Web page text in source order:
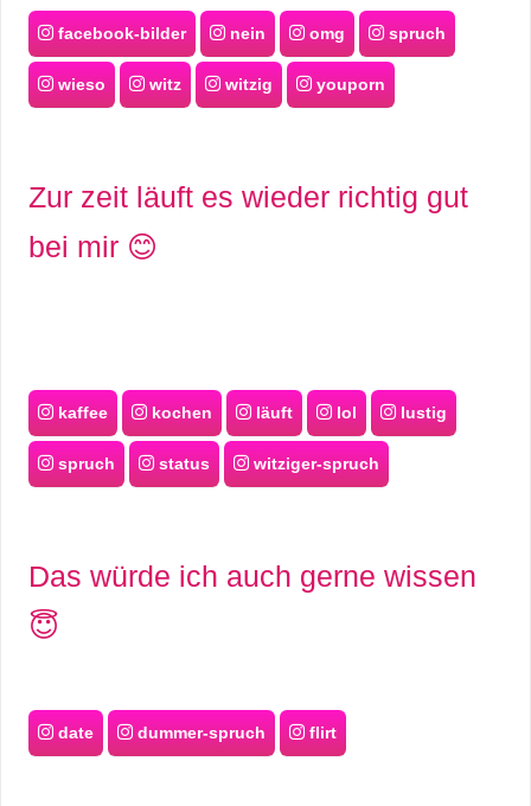
facebook-bilder nein omg spruch
wieso witz witzig youporn
Zur zeit läuft es wieder richtig gut
bei mir 😊
kaffee kochen läuft lol lustig
spruch status witziger-spruch
Das würde ich auch gerne wissen
😇
date dummer-spruch flirt